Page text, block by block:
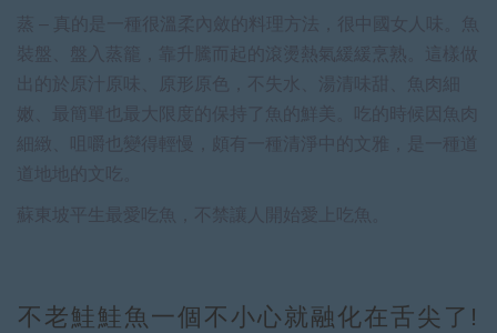
蒸 – 真的是一種很溫柔內斂的料理方法，很中國女人味。魚
裝盤、盤入蒸籠，靠升騰而起的滾燙熱氣緩緩烹熟。這樣做
出的於原汁原味、原形原色，不失水、湯清味甜、魚肉細
嫩、最簡單也最大限度的保持了魚的鮮美。吃的時候因魚肉
細緻、咀嚼也變得輕慢，頗有一種清淨中的文雅，是一種道
道地地的文吃。
蘇東坡平生最愛吃魚，不禁讓人開始愛上吃魚。
不老鮭鮭魚一個不小心就融化在舌尖了!